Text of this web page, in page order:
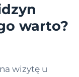
warto?
wizytę u